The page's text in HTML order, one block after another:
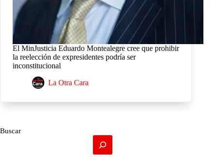
El MinJusticia Eduardo Montealegre cree que prohibir
la reelección de expresidentes podría ser
inconstitucional
La Otra Cara
Buscar